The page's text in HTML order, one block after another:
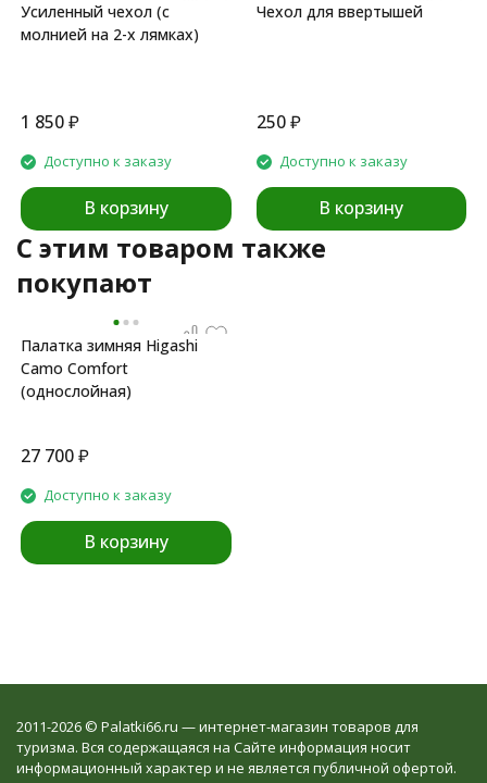
Усиленный чехол (с
молнией на 2-х лямках)
1 850₽
Доступно к заказу
В корзину
Чехол для ввертышей
250 ₽
Доступно к заказу
В корзину
C этим товаром также
покупают
Палатка зимняя Higashi
Camo Comfort
(однослойная)
27 700₽
Доступно к заказу
В корзину
2011-2026 © Palatki66.ru — интернет-магазин товаров для
туризма. Вся содержащаяся на Сайте информация носит
информационный характер и не является публичной офертой.